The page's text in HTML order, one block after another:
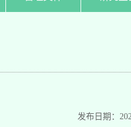
发布日期：